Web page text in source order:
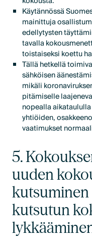
Käytännössä
mainittuja
edellytysten
tavalla
toistaiseksi koettu
Tällä hetkellä
sähköisen
mikäli
pitämiselle
nopealla
yhtiöiden,
vaatimukset
5.
uuden
kutsuminen
kutsutun